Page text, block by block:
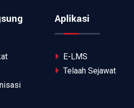
Aplikasi
E-LMS
Telaah Sejawat